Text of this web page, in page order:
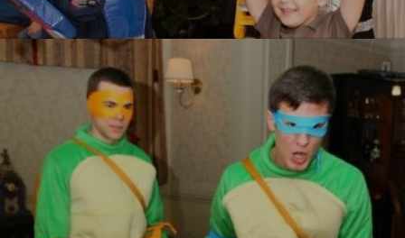
Трансформеры
Железный человек